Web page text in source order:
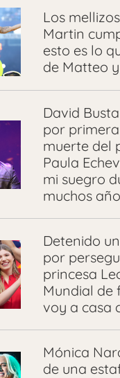
Los
Martin
esto es lo
de Matteo
David
por
muerte del
Paula
mi suegro
muchos
Detenido
por
princesa
Mundial de
voy a casa
Mónica
de una